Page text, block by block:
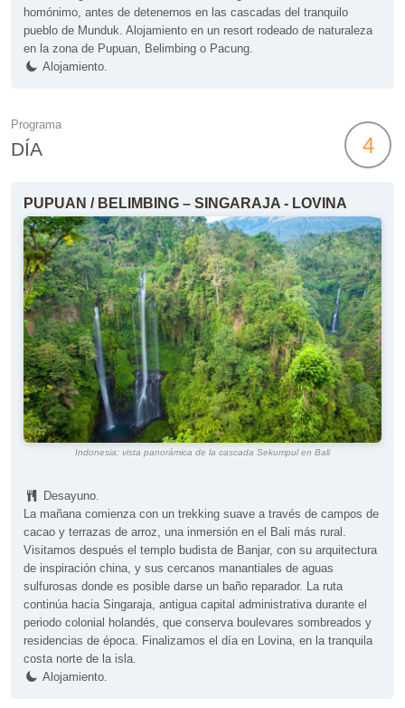
homónimo, antes de detenernos en las cascadas del tranquilo
pueblo de Munduk. Alojamiento en un resort rodeado de naturaleza
en la zona de Pupuan, Belimbing o Pacung.
Alojamiento.
Programa
DÍA 4
PUPUAN / BELIMBING – SINGARAJA - LOVINA
Indonesia: vista panorámica de la cascada Sekumpul en Bali
Desayuno.
La mañana comienza con un trekking suave a través de campos de
cacao y terrazas de arroz, una inmersión en el Bali más rural.
Visitamos después el templo budista de Banjar, con su arquitectura
de inspiración china, y sus cercanos manantiales de aguas
sulfurosas donde es posible darse un baño reparador. La ruta
continúa hacia Singaraja, antigua capital administrativa durante el
periodo colonial holandés, que conserva boulevares sombreados y
residencias de época. Finalizamos el día en Lovina, en la tranquila
costa norte de la isla.
Alojamiento.